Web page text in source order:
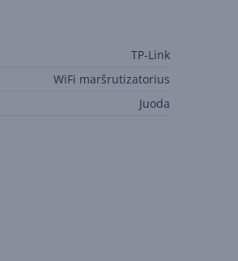
TP-Link
WiFi maršrutizatorius
Juoda